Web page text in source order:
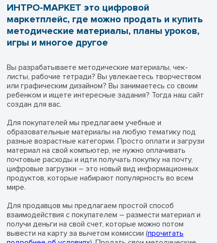
ИНТРО-МАРКЕТ это цифровой
маркетплейс, где можно продать и купить
методические материалы, планы уроков,
игры и многое другое
Вы разрабатываете методические материалы, чек-
листы, рабочие тетради? Вы увлекаетесь творчеством
или графическим дизайном? Вы занимаетесь со своим
ребенком и ищете интересные задания? Тогда наш сайт
создан для вас.
Для покупателей мы предлагаем учебные и
образовательные материалы на любую тематику под
разные возрастные категории. Просто оплати и загрузи
материал на свой компьютер, не нужно оплачивать
почтовые расходы и идти получать покупку на почту,
цифровые загрузки – это новый вид информационных
продуктов, которые набирают популярность во всем
мире.
Для продавцов мы предлагаем простой способ
взаимодействия с покупателем – размести материал и
получи деньги на свой счет, которые можно потом
вывести на карту за вычетом комиссии (прочитать